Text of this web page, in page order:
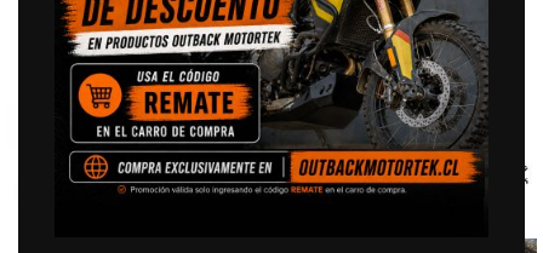
Click to enlarge